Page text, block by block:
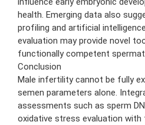
health. Emerging data also
profiling and artificial
evaluation may provide novel
functionally competent
Conclusion
Male infertility cannot be fully
semen parameters alone.
assessments such as sperm
oxidative stress evaluation with